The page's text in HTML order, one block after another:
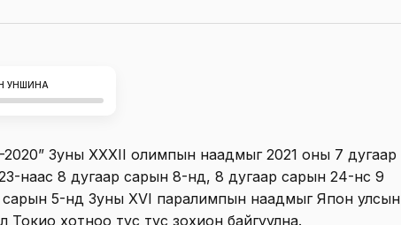
УНШИНА
2020” Зуны XXXII олимпын наадмыг 2021 оны 7 дугаар
наас 8 дугаар сарын 8-нд, 8 дугаар сарын 24-нөөс 9
сарын 5-нд Зуны XVI паралимпын наадмыг Япон улсын
Токио хотноо тус тус зохион байгуулна.